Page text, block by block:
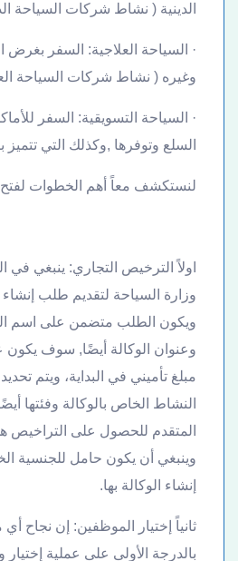
الدينية ( نشاط شركات السياحة
· السياحة العلاجية: السفر بغرض
وغيره ( نشاط شركات السياحة
· السياحة التسويقية: السفر
السلع وتوفرها ,وكذلك التي تتميز
لنستكشف معاً أهم الخطوات لفتح
اولاً الترخيص التجاري: ينبغي في
وزارة السياحة لتقديم طلب
ويكون الطلب متضمن على اسم
وعنوان الوكالة أيضًا, سوف يكون
مبلغ تأميني في البداية، ويتم
النشاط الخاص بالوكالة وفئتها
المتقدم للحصول على التراخيص
وينبغي أن يكون حامل للجنسية
إنشاء الوكالة بها.
ثانياً إختيار الموظفين: إن نجاح
بالدرجة الأولى على عملية إختيار